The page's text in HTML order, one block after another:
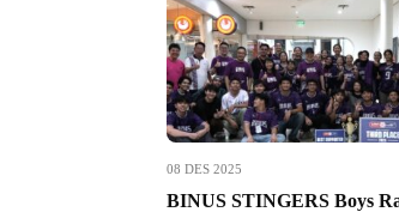
08 DES 2025
BINUS STINGERS Boys